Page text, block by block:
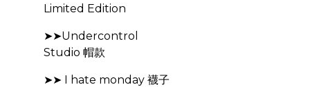
Limited Edition
➤➤Undercontrol
Studio 帽款
➤➤ I hate monday 襪子